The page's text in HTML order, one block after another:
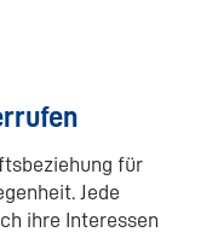
für
Jede
ihre Interessen